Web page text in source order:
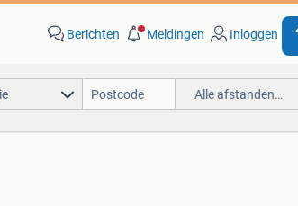
Berichten Meldingen Inloggen
Alle afstanden…